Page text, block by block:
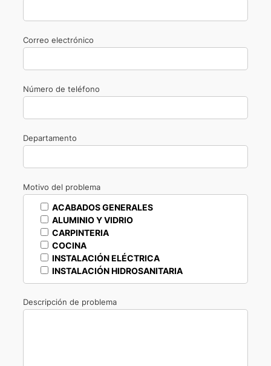
Correo electrónico
Número de teléfono
Departamento
Motivo del problema
ACABADOS GENERALES
ALUMINIO Y VIDRIO
CARPINTERIA
COCINA
INSTALACIÓN ELÉCTRICA
INSTALACIÓN HIDROSANITARIA
Descripción de problema